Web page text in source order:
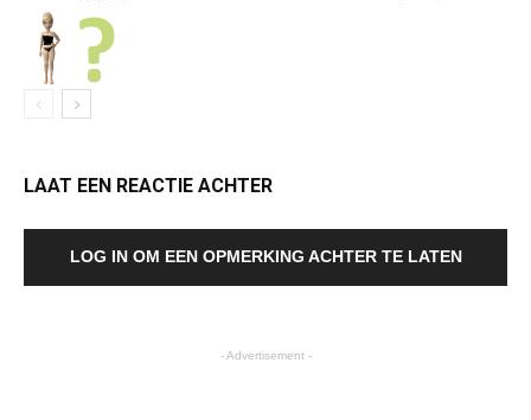
LAAT EEN REACTIE ACHTER
LOG IN OM EEN OPMERKING ACHTER TE LATEN
- Advertisement -